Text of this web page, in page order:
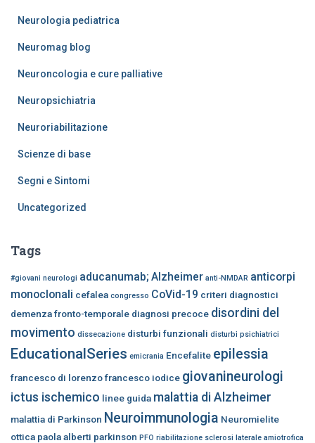
Neurologia pediatrica
Neuromag blog
Neuroncologia e cure palliative
Neuropsichiatria
Neuroriabilitazione
Scienze di base
Segni e Sintomi
Uncategorized
Tags
#giovani neurologi aducanumab; Alzheimer anti-NMDAR anticorpi
monoclonali cefalea congresso CoVid-19 criteri diagnostici
demenza fronto-temporale diagnosi precoce disordini del
movimento dissecazione disturbi funzionali disturbi psichiatrici
EducationalSeries emicrania Encefalite epilessia
francesco di lorenzofrancesco iodice giovanineurologi
ictus ischemico linee guida malattia di Alzheimer
malattia di Parkinson Neuroimmunologia Neuromielite
ottica paola alberti parkinson PFO riabilitazione sclerosi laterale amiotrofica